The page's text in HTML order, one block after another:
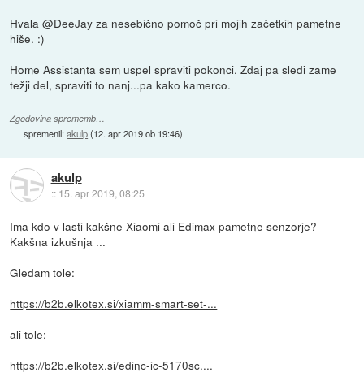
Hvala @DeeJay za nesebično pomoč pri mojih začetkih pametne
hiše. :)
Home Assistanta sem uspel spraviti pokonci. Zdaj pa sledi zame
težji del, spraviti to nanj...pa kako kamerco.
Zgodovina sprememb…
spremenil:akulp(12. apr 2019 ob 19:46)
akulp
:: 15. apr 2019, 08:25
Ima kdo v lasti kakšne Xiaomi ali Edimax pametne senzorje?
Kakšna izkušnja ...
Gledam tole:
https://b2b.elkotex.si/xiamm-smart-set-...
ali tole:
https://b2b.elkotex.si/edinc-ic-5170sc....